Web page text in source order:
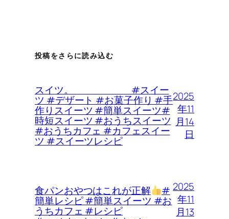
投稿をさらに読み込む
スイツ。 #スイー
ツ #デザート #お菓子作り #手
作りスイーツ #簡単スイーツ#
時短スイーツ #おうちスイーツ
#おうちカフェ #カフェスイー
ツ #スイーツレシピ
2025
年11
月14
日
食パンおやつはこれが正解 #
簡単レシピ #簡単スイーツ #お
うちカフェ #レシピ
2025
年11
月13